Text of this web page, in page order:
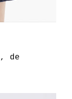
, de